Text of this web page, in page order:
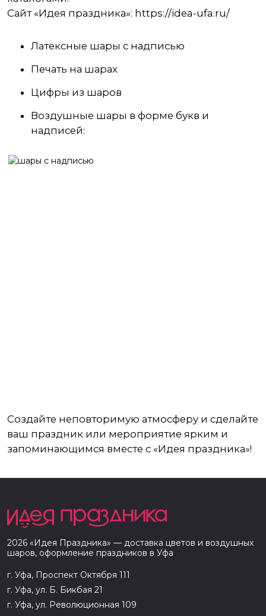
Сайт «Идея праздника»: https://idea-ufa.ru/
Латексные шары с надписью
Печать на шарах
Цифры из шаров
Воздушные шары в форме букв и
надписей:
Создайте неповторимую атмосферу и сделайте
ваш праздник или мероприятие ярким и
запоминающимся вместе с «Идея праздника»!
2026 «Идея Праздника» — доставка цветов и воздушных
шаров, оформление праздников в Уфа
г. Уфа, Проспект Октября 111
г. Уфа, ул. Б. Бикбая 21
г. Уфа, ул. Революционная 109